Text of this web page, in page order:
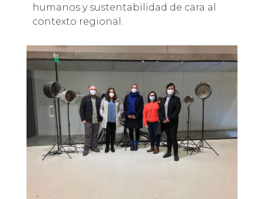
humanos y sustentabilidad de cara al
contexto regional.